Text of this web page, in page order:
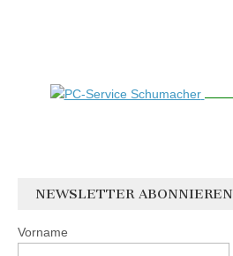
NEWSLETTER ABONNIEREN
Vorname